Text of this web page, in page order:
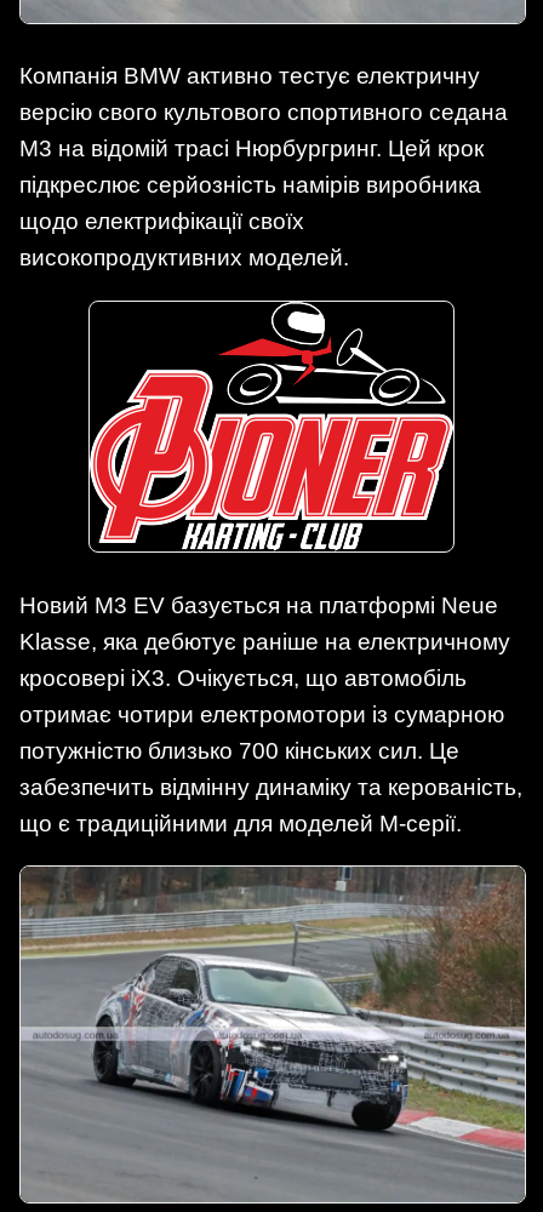
Компанія BMW активно тестує електричну
версію свого культового спортивного седана
M3 на відомій трасі Нюрбургринг. Цей крок
підкреслює серйозність намірів виробника
щодо електрифікації своїх
високопродуктивних моделей.
Новий M3 EV базується на платформі Neue
Klasse, яка дебютує раніше на електричному
кросовері iX3. Очікується, що автомобіль
отримає чотири електромотори із сумарною
потужністю близько 700 кінських сил. Це
забезпечить відмінну динаміку та керованість,
що є традиційними для моделей M-серії.